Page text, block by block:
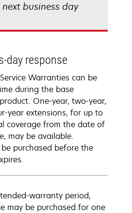
next business day
day response
Warranties can be
during the base
One-year, two-year,
year extensions, for up to
coverage from the date of
may be available.
purchased before the
warranty period,
may be purchased for one